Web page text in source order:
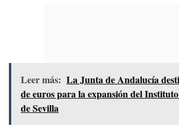
Leer más: La Junta de Andalucía
de euros para la expansión del
de Sevilla